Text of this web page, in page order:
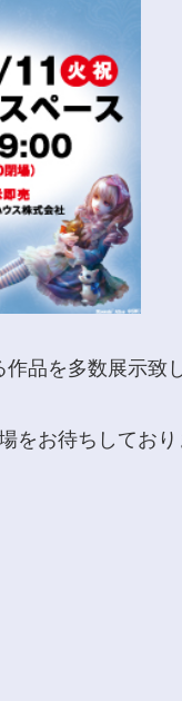
品を多数展示致
をお待ちしており